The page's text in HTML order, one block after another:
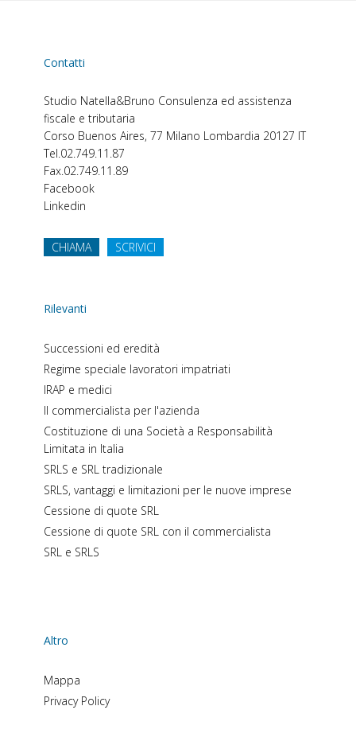
Contatti
Studio Natella&Bruno Consulenza ed assistenza
fiscale e tributaria
Corso Buenos Aires, 77 Milano Lombardia 20127 IT
Tel.02.749.11.87
Fax.02.749.11.89
Facebook
Linkedin
CHIAMA SCRIVICI
Rilevanti
Successioni ed eredità
Regime speciale lavoratori impatriati
IRAP e medici
Il commercialista per l'azienda
Costituzione di una Società a Responsabilità
Limitata in Italia
SRLS e SRL tradizionale
SRLS, vantaggi e limitazioni per le nuove imprese
Cessione di quote SRL
Cessione di quote SRL con il commercialista
SRL e SRLS
Altro
Mappa
Privacy Policy